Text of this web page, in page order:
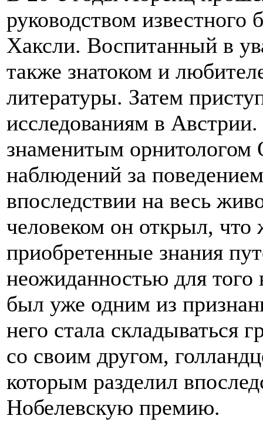
руководством
Хаксли. Воспитанный в
также знатоком и
литературы. Затем
исследованиям в
знаменитым орнитологом
наблюдений за
впоследствии на весь
человеком он открыл,
приобретенные знания
неожиданностью для
был уже одним из
него стала складываться
со своим другом,
которым разделил
Нобелевскую премию.